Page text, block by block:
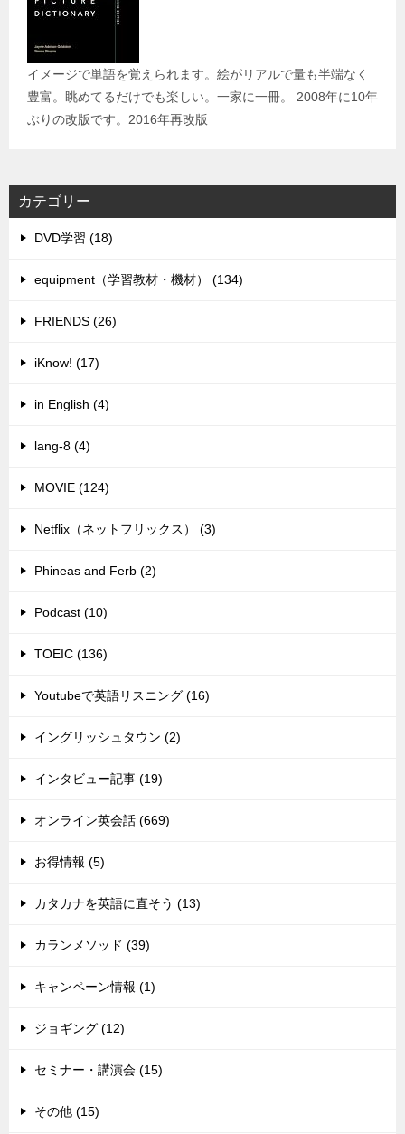
イメージで単語を覚えられます。絵がリアルで量も半端なく
豊富。眺めてるだけでも楽しい。一家に一冊。 2008年に10年
ぶりの改版です。2016年再改版
カテゴリー
DVD学習 (18)
equipment（学習教材・機材） (134)
FRIENDS (26)
iKnow! (17)
in English (4)
lang-8 (4)
MOVIE (124)
Netflix（ネットフリックス） (3)
Phineas and Ferb (2)
Podcast (10)
TOEIC (136)
Youtubeで英語リスニング (16)
イングリッシュタウン (2)
インタビュー記事 (19)
オンライン英会話 (669)
お得情報 (5)
カタカナを英語に直そう (13)
カランメソッド (39)
キャンペーン情報 (1)
ジョギング (12)
セミナー・講演会 (15)
その他 (15)